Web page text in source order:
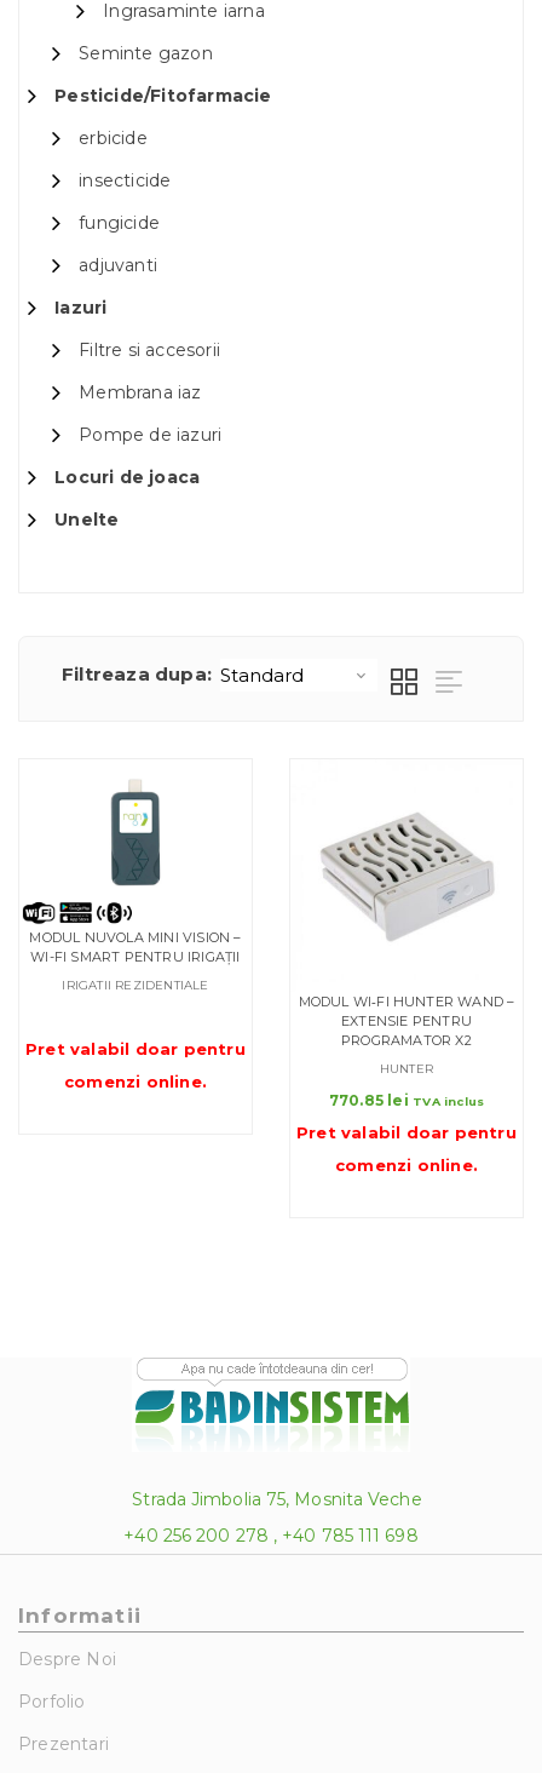
Ingrasaminte iarna
Seminte gazon
Pesticide/Fitofarmacie
erbicide
insecticide
fungicide
adjuvanti
Iazuri
Filtre si accesorii
Membrana iaz
Pompe de iazuri
Locuri de joaca
Unelte
Filtreaza dupa:
MODUL NUVOLA MINI VISION –
WI-FI SMART PENTRU IRIGAȚII
IRIGATII REZIDENTIALE
Pret valabil doar pentru
comenzi online.
MODUL WI‑FI HUNTER WAND –
EXTENSIE PENTRU
PROGRAMATOR X2
HUNTER
770.85 lei TVA inclus
Pret valabil doar pentru
comenzi online.
Strada Jimbolia 75, Mosnita Veche
+40 256 200 278 , +40 785 111 698
Informatii
Despre Noi
Porfolio
Prezentari